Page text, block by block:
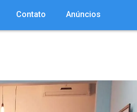
Contato Anúncios